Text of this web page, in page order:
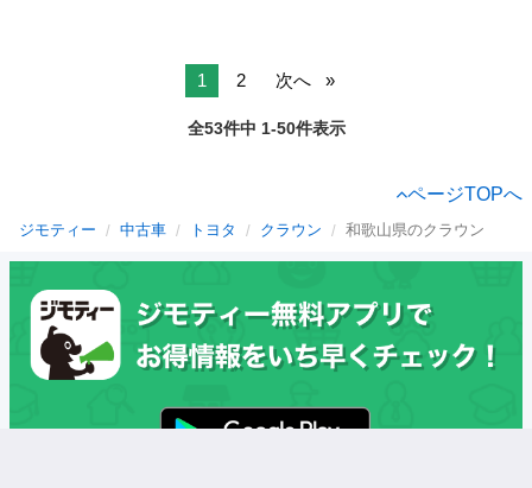
1 2 次へ
全53件中 1-50件表示
ページTOPへ
ジモティー 中古車 トヨタ クラウン 和歌山県のクラウン